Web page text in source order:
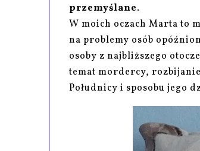
przemyślane.
W moich oczach Marta to
na problemy osób
osoby z najbliższego
temat mordercy,
Południcy i sposobu jego